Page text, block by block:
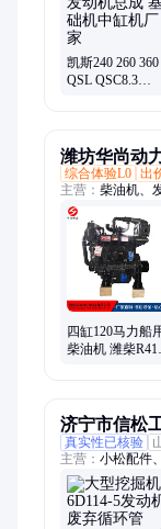
凯斯240 260 360
QSL QSC8.3
潍坊华尚动
综合体验L0 出
主营： 柴油机、
四缸120马力船
柴油机 潍柴
济宁市信松
真实性已核验
主营： 小松配件
6D170发动机、
掘机液压泵、